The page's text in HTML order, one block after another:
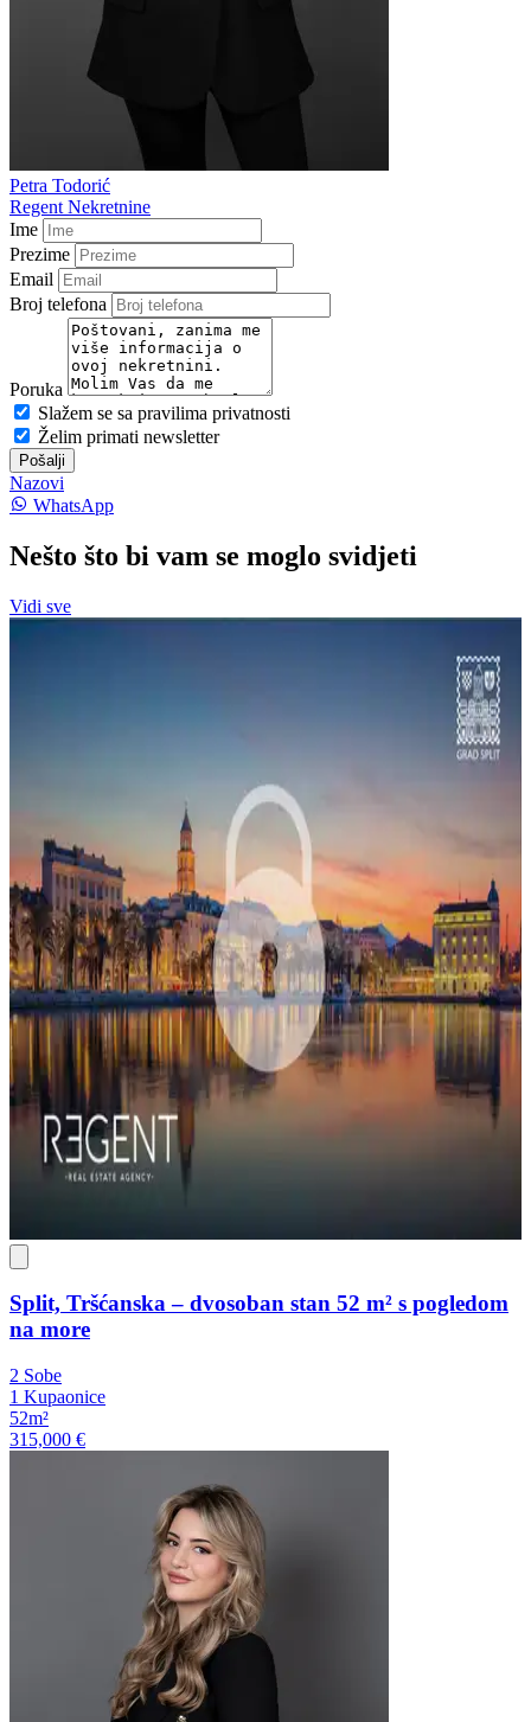
Petra Todorić
Regent Nekretnine
Ime
Prezime
Email
Broj telefona
Poruka
Slažem se sa pravilima privatnosti
Želim primati newsletter
Pošalji
Nazovi
WhatsApp
Nešto što bi vam se moglo svidjeti
Vidi sve
Split, Tršćanska – dvosoban stan 52 m² s pogledom
na more
2 Sobe
1 Kupaonice
52m²
315,000 €